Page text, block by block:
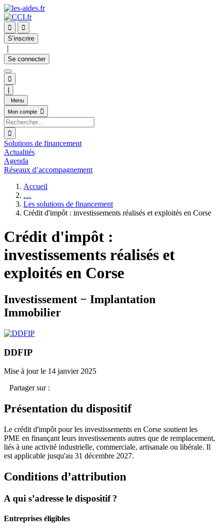


S’inscrire
Se connecter

Menu
Mon compte


Solutions de financement
Actualités
Agenda
Réseaux d’accompagnement
Accueil
…
Les solutions de financement
Crédit d'impôt : investissements réalisés et exploités en Corse
Crédit d'impôt :
investissements réalisés et
exploités en Corse
Investissement − Implantation
Immobilier
DDFIP
Mise à jour le 14 janvier 2025
Partager sur :
Présentation du dispositif
Le crédit d'impôt pour les investissements en Corse soutient les
PME en finançant leurs investissements autres que de remplacement,
liés à une activité industrielle, commerciale, artisanale ou libérale. Il
est applicable jusqu'au 31 décembre 2027.
Conditions d’attribution
A qui s’adresse le dispositif ?
Entreprises éligibles